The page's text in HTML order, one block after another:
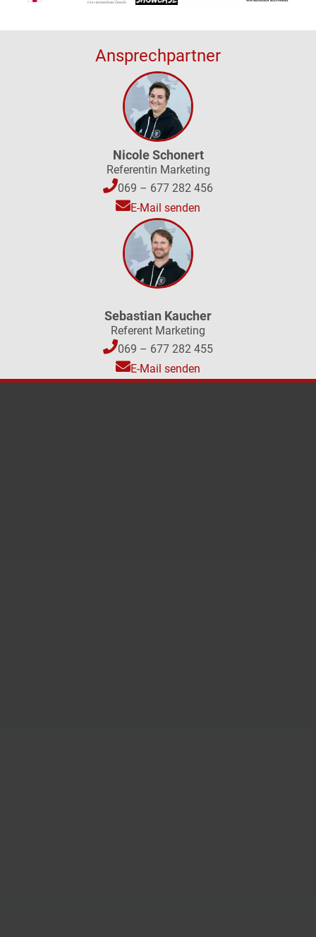
Ansprechpartner
Nicole Schonert
Referentin Marketing
069 – 677 282 456
E-Mail senden
Sebastian Kaucher
Referent Marketing
069 – 677 282 455
E-Mail senden